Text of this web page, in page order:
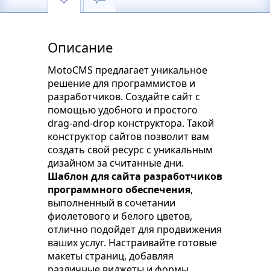
Описание
MotoCMS предлагает уникальное
решение для программистов и
разработчиков. Создайте сайт с
помощью удобного и простого
drag-and-drop конструктора. Такой
конструктор сайтов позволит вам
создать свой ресурс с уникальным
дизайном за считанные дни.
Шаблон для сайта разработчиков
программного обеспечения,
выполненный в сочетании
фиолетового и белого цветов,
отлично подойдет для продвижения
ваших услуг. Настраивайте готовые
макеты страниц, добавляя